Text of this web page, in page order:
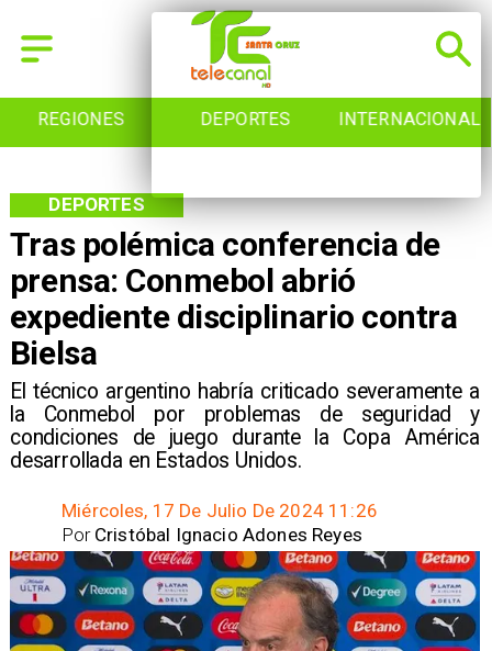
REGIONES DEPORTES INTERNACIONAL
Tras polémica conferencia de
prensa: Conmebol abrió
expediente disciplinario contra
Bielsa
​ El técnico argentino habría criticado severamente a
la Conmebol por problemas de seguridad y
condiciones de juego durante la Copa América
desarrollada en Estados Unidos.
DEPORTES
Miércoles, 17 De Julio De 2024 11:26
Cristóbal Ignacio Adones Reyes
Por